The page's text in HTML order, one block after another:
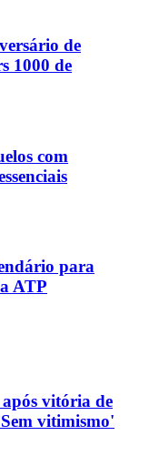
de
1000 de
com
para
ATP
vitória de
vitimismo'